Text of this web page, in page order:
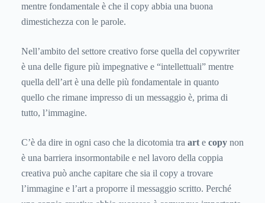
mentre fondamentale è che il copy abbia una buona
dimestichezza con le parole.
Nell’ambito del settore creativo forse quella del copywriter
è una delle figure più impegnative e “intellettuali” mentre
quella dell’art è una delle più fondamentale in quanto
quello che rimane impresso di un messaggio è, prima di
tutto, l’immagine.
C’è da dire in ogni caso che la dicotomia tra art e copy non
è una barriera insormontabile e nel lavoro della coppia
creativa può anche capitare che sia il copy a trovare
l’immagine e l’art a proporre il messaggio scritto. Perché